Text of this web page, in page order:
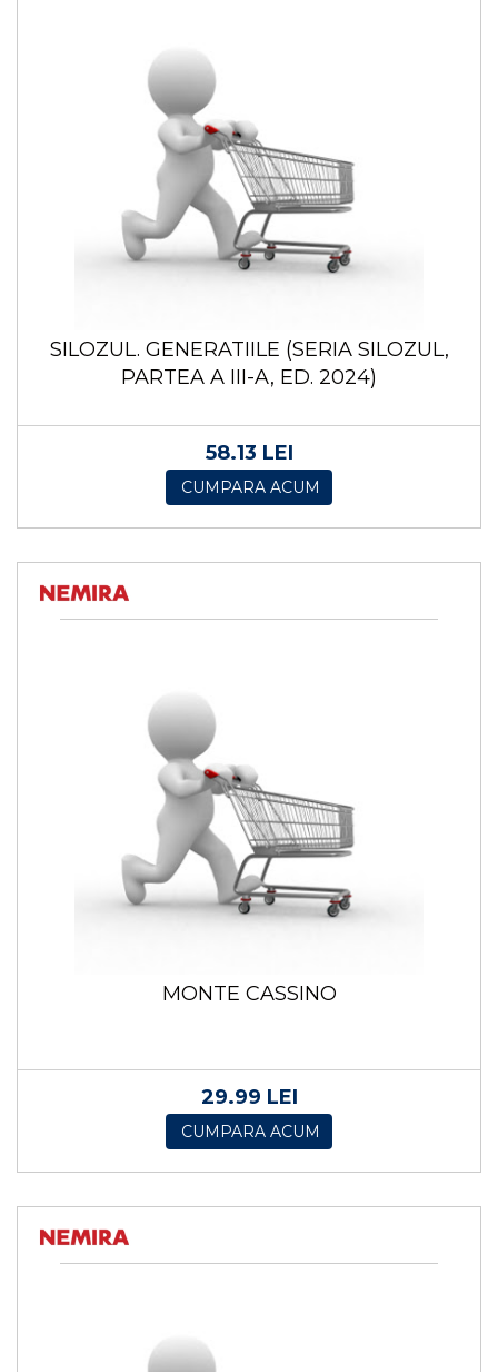
SILOZUL. GENERATIILE (SERIA SILOZUL,
PARTEA A III-A, ED. 2024)
58.13 LEI
CUMPARA ACUM
MONTE CASSINO
29.99 LEI
CUMPARA ACUM